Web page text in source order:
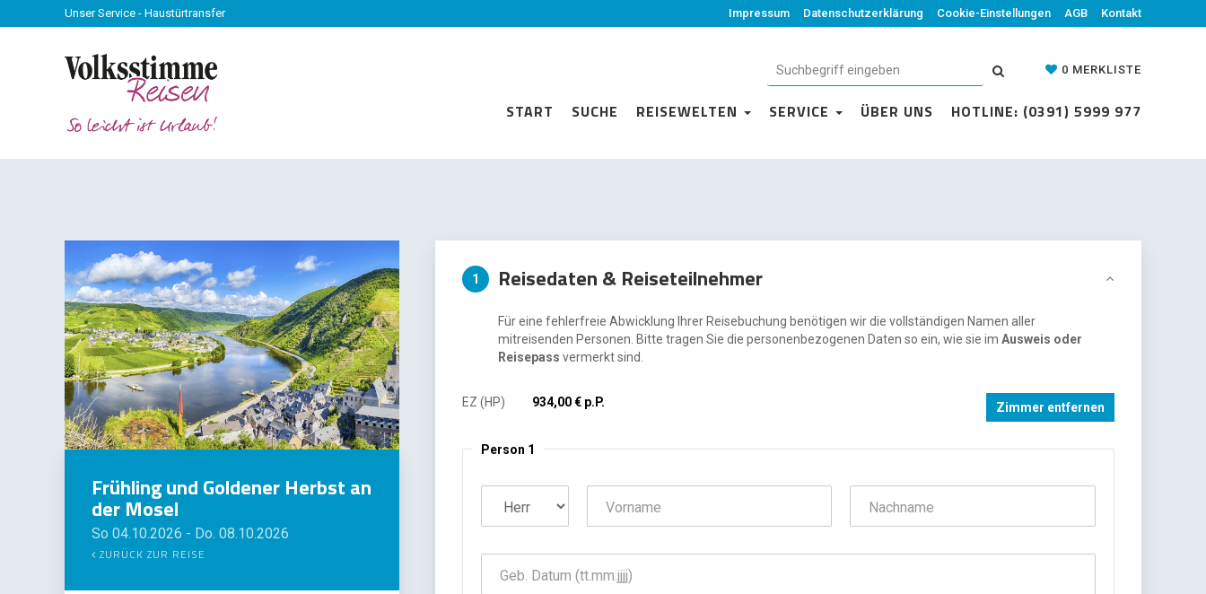
Unser Service - Haustürtransfer Impressum Datenschutzerklärung Cookie-Einstellungen AGB Kontakt
0 MERKLISTE
START SUCHE REISEWELTEN SERVICE ÜBER UNS HOTLINE: (0391) 5999 977
Frühling und Goldener Herbst an
der Mosel
So 04.10.2026 - Do. 08.10.2026
ZURÜCK ZUR REISE
1 Reisedaten & Reiseteilnehmer
Für eine fehlerfreie Abwicklung Ihrer Reisebuchung benötigen wir die vollständigen Namen aller
mitreisenden Personen. Bitte tragen Sie die personenbezogenen Daten so ein, wie sie imAusweis oder
Reisepass vermerkt sind.
EZ (HP) 934,00 € p.P. Zimmer entfernen
Person 1